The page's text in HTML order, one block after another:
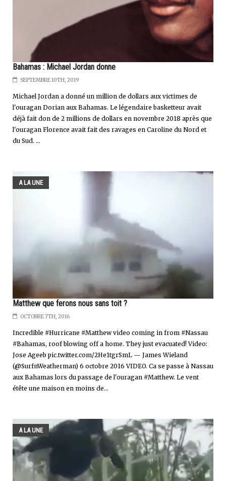
Bahamas : Michael Jordan donne
SEPTEMBRE 10TH, 2019
Michael Jordan a donné un million de dollars aux victimes de
l'ouragan Dorian aux Bahamas. Le légendaire basketteur avait
déjà fait don de 2 millions de dollars en novembre 2018 après que
l'ouragan Florence avait fait des ravages en Caroline du Nord et
du Sud. ...
A LA UNE
Matthew que ferons nous sans toit ?
OCTOBRE 7TH, 2016
Incredible #Hurricane #Matthew video coming in from #Nassau
#Bahamas, roof blowing off a home. They just evacuated! Video:
Jose Ageeb pic.twitter.com/2He1tgrSmL — James Wieland
(@SurfnWeatherman) 6 octobre 2016 VIDEO. Ca se passe à Nassau
aux Bahamas lors du passage de l'ouragan #Matthew. Le vent
étête une maison en moins de...
A LA UNE